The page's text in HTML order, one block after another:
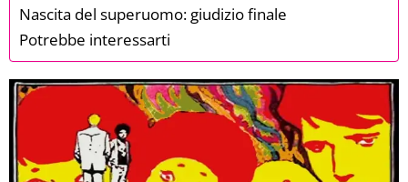
Nascita del superuomo: giudizio finale
Potrebbe interessarti